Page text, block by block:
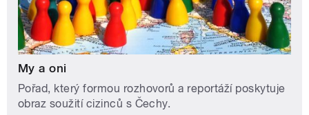
My a oni
Pořad, který formou rozhovorů a reportáží poskytuje
obraz soužití cizinců s Čechy.